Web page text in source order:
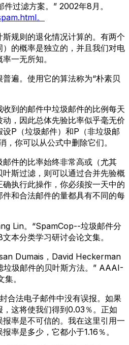
过滤方案。” 2002年8月。
。
规则的退化情况计算的。有两个
的概率是独立的，并且我们对电
一无所知。
遍。使用它的算法称为“朴素贝
到的邮件中垃圾邮件的比例每天
动，因此总体先验比率似乎毫无价
P（垃圾邮件）和P（非垃圾邮
你可以从公式中删除它们。
件的比率始终非常高或（尤其
斯过滤，则可以通过合并先验概
执行此操作，你必须按一天中的
和合法邮件的量都具有不同的每
Lin。“SpamCop--垃圾邮件分
本分类学习研讨会论文集。
Dumais，David Heckerman
圾邮件的贝叶斯方法。” AAAI-
。
合法电子邮件中没有误报。如果
这将使我们得到0.03％。正如
率是不可信的。我在这里引用一
率是多少，它都小于1.16％。